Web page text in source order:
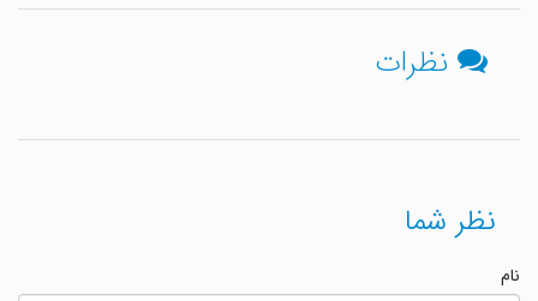
نظرات
نظر شما